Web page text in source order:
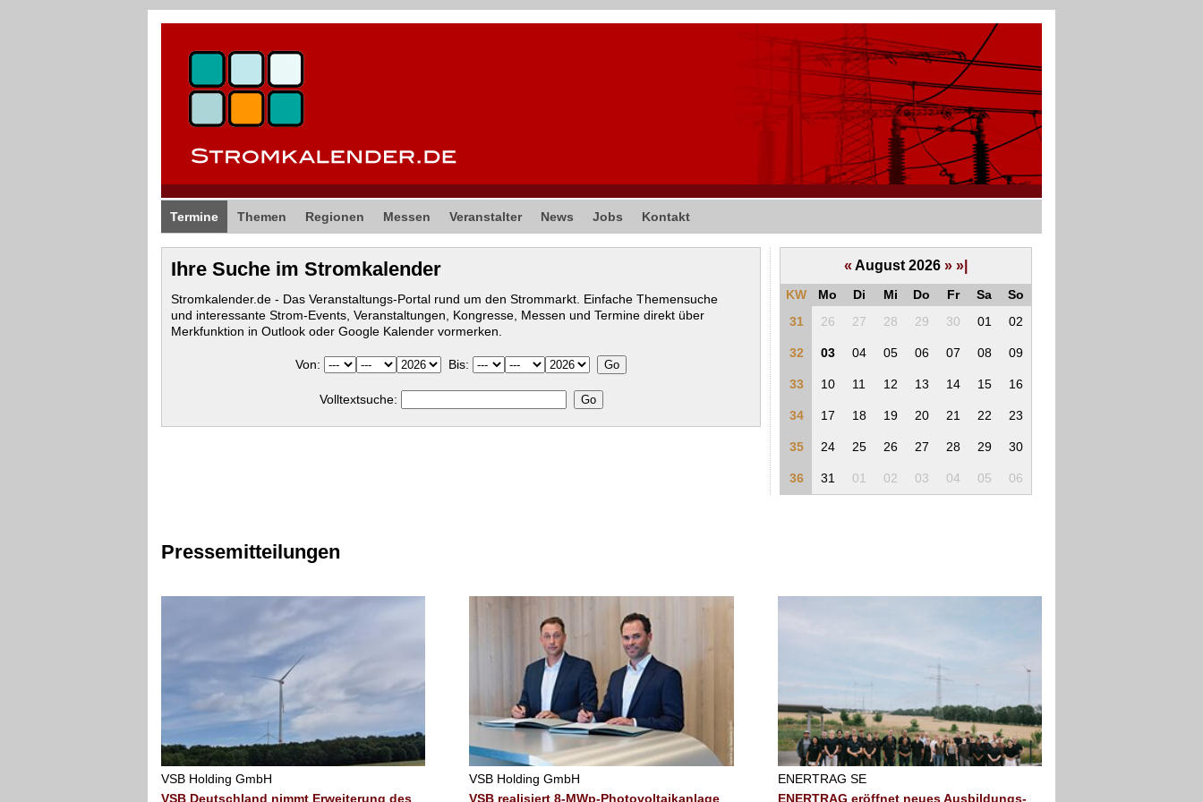
Termine Themen Regionen Messen Veranstalter News Jobs Kontakt
Ihre Suche im Stromkalender
Stromkalender.de - Das Veranstaltungs-Portal rund um den Strommarkt. Einfache Themensuche
und interessante Strom-Events, Veranstaltungen, Kongresse, Messen und Termine direkt über
Merkfunktion in Outlook oder Google Kalender vormerken.
Von: Bis:
Volltextsuche:
« August 2026 » »|
KW Mo Di Mi Do Fr Sa
So
31
26 27 28 29 30 01 02
32 03 04 05 06 07 08 09
33 10 11 12 13 14 15 16
34 17 18 19 20 21 22 23
35 24 25 26 27 28 29 30
36 31 01 02 03 04 05 06
Pressemitteilungen
VSB Holding GmbH
VSB Deutschland nimmt Erweiterung des
VSB Holding GmbH
VSB realisiert 8-MWp-Photovoltaikanlage
ENERTRAG SE
ENERTRAG eröffnet neues Ausbildungs-